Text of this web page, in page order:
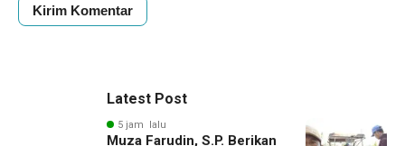
Latest Post
5 jam lalu
Muza Farudin, S.P. Berikan